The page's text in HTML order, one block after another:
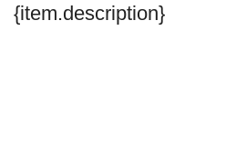
Шоу-бизнес
{item.description}